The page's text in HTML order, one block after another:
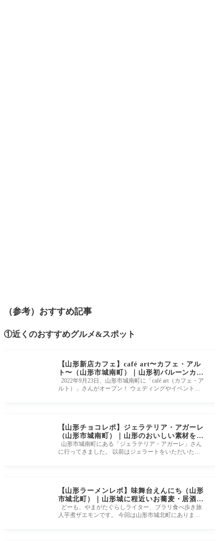
（参考）おすすめ記事
①近くのおすすめグルメ&スポット
【山形新店カフェ】café art〜カフェ・アル
ト〜（山形市城南町）｜山形初バルーンカフ
ェがオープン！
2022年9月23日、山形市城南町に「café art（カフェ・ア
ルト）」さんがオープン！ ウェディングやイベントの
【山形チョコレポ】ジェラテリア・アガーレ
（⼭形市城南町）｜山形のおいしい素材を使
用したチョコレート
山形市城南町にある「ジェラテリア・アガーレ」さん
に行ってきました。 以前はジェラートをいただいたの
【山形ラーメンレポ】味舞台えんにち（山形
市城北町）｜山形城に程近いお蕎麦・居酒屋
さんの中華そばを頂きました！
どーも、やまがたぐらしライター、ブラリ食べ歩き旅
人芋煮ザエモンです。 今回は山形市城北町にありま